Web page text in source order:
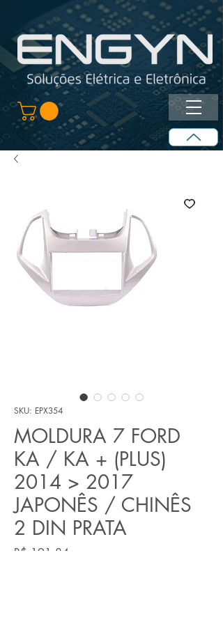
SKU: EPX354
MOLDURA 7 FORD
KA / KA + (PLUS)
2014 > 2017
JAPONÊS / CHINÊS
2 DIN PRATA
R$ 191,84